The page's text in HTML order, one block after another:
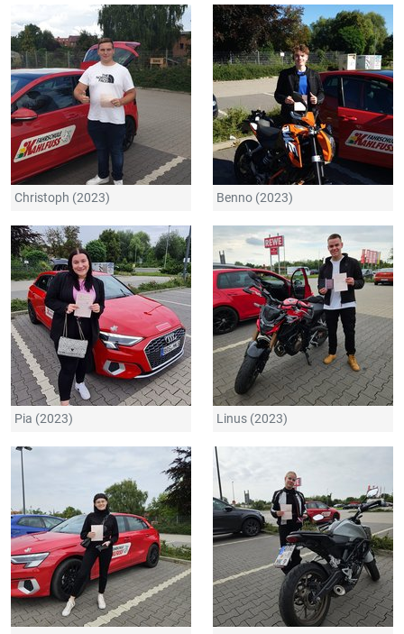
Christoph (2023) Benno (2023)
Pia (2023) Linus (2023)